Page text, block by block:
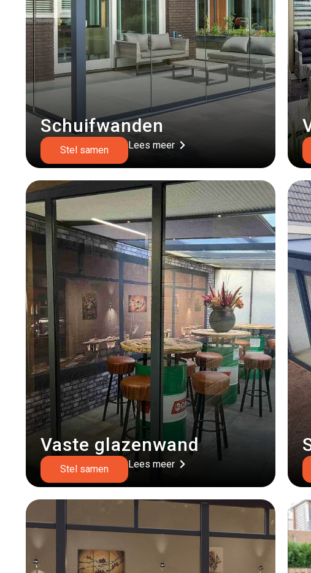
Schuifwanden
Stel samen Lees meer
Vaste glazenwand
Stel samen Lees meer